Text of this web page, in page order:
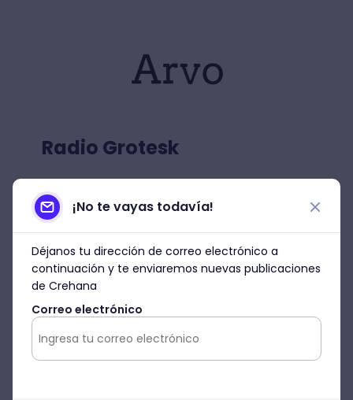
Radio Grotesk
versátiles, Radio Grotesk, sin duda alguna,
se destaca. Esta tipografía tiene un
limpio y sencillo, ideal para todo tipo de
proyectos. Los usuarios suelen
familiarizarse mucho con ella al ser muy
¡No te vayas todavía!
Déjanos tu dirección de correo electrónico a
continuación y te enviaremos nuevas publicaciones
de Crehana
Correo electrónico